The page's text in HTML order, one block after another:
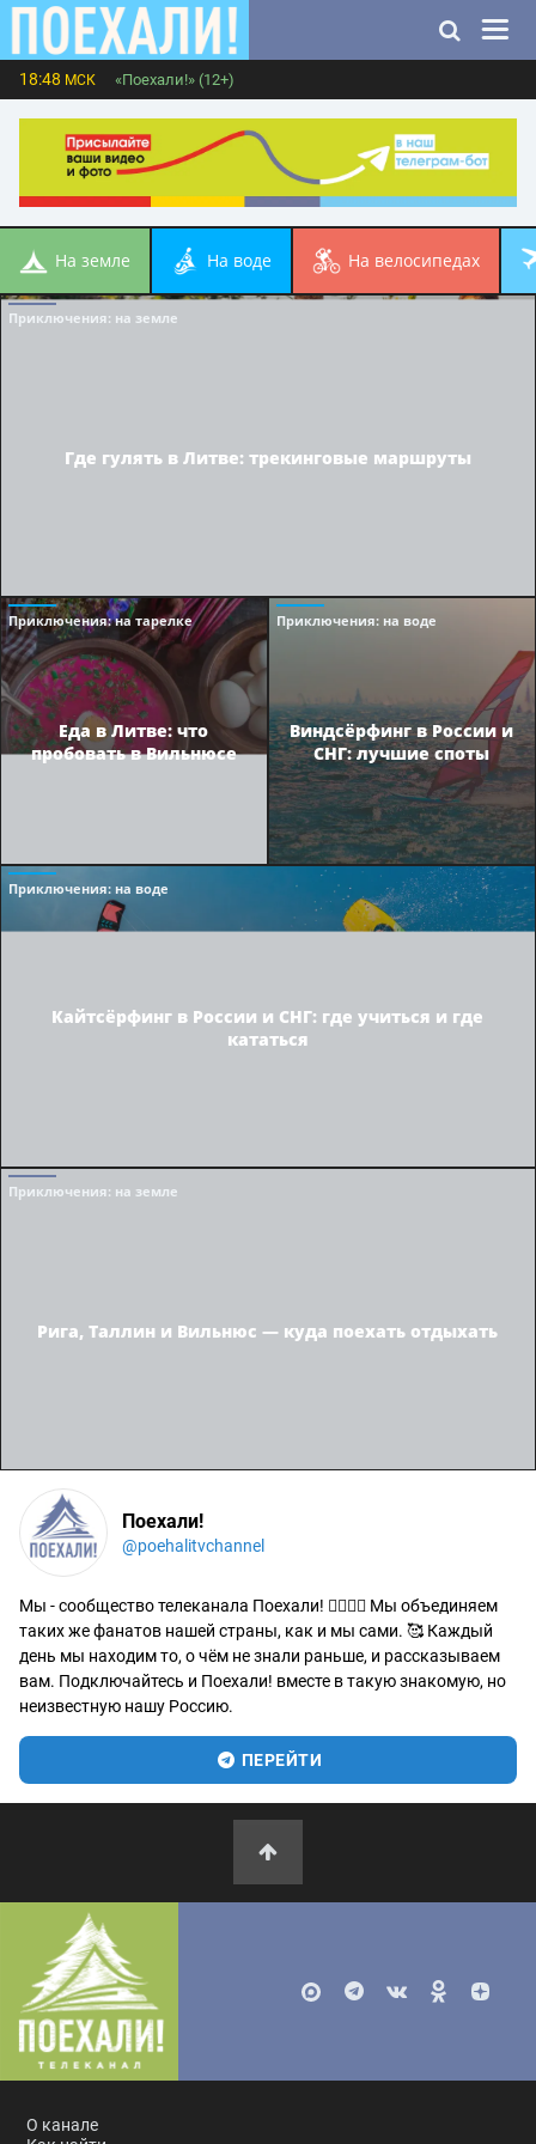
18:48 МСК «Поехали!» (12+)
на земле на воде на велосипедах
Приключения: на земле
Где гулять в Литве: трекинговые маршруты
Приключения: на тарелке
Еда в Литве: что
пробовать в Вильнюсе
Приключения: на воде
Виндсёрфинг в России и
СНГ: лучшие споты
Приключения: на воде
Кайтсёрфинг в России и СНГ: где учиться и где
кататься
Приключения: на земле
Рига, Таллин и Вильнюс — куда поехать отдыхать
Поехали!
@poehalitvchannel
Мы - сообщество телеканала Поехали! 🙋‍♂️🙋‍♀️ Мы объединяем
таких же фанатов нашей страны, как и мы сами. 🥰 Каждый
день мы находим то, о чём не знали раньше, и рассказываем
вам. Подключайтесь и Поехали! вместе в такую знакомую, но
неизвестную нашу Россию.
ПЕРЕЙТИ
О канале